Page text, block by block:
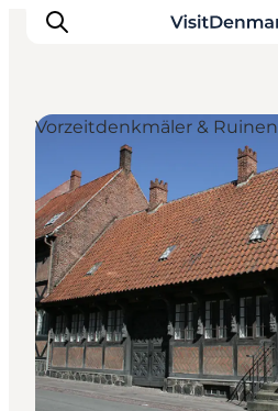
Inspiration
Regionen
Erlebnisse
Unterkünfte
Reiseplanung
Vorzeitdenkmäler & Ruinen